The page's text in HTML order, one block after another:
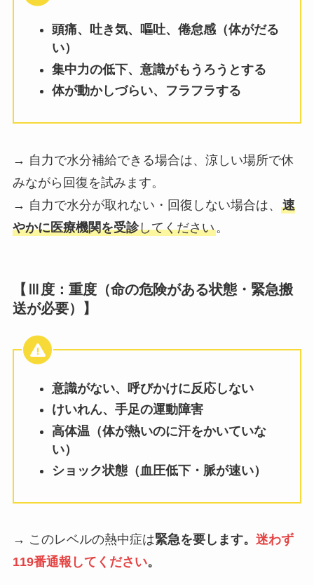
頭痛、吐き気、嘔吐、倦怠感（体がだる
い）
集中力の低下、意識がもうろうとする
体が動かしづらい、フラフラする
→ 自力で水分補給できる場合は、涼しい場所で休
みながら回復を試みます。
→ 自力で水分が取れない・回復しない場合は、 速
やかに医療機関を受診してください。
【Ⅲ度：重度（命の危険がある状態・緊急搬
送が必要）】
意識がない、呼びかけに反応しない
けいれん、手足の運動障害
高体温（体が熱いのに汗をかいていな
い）
ショック状態（血圧低下・脈が速い）
→ このレベルの熱中症は緊急を要します。 迷わず
119番通報してください。